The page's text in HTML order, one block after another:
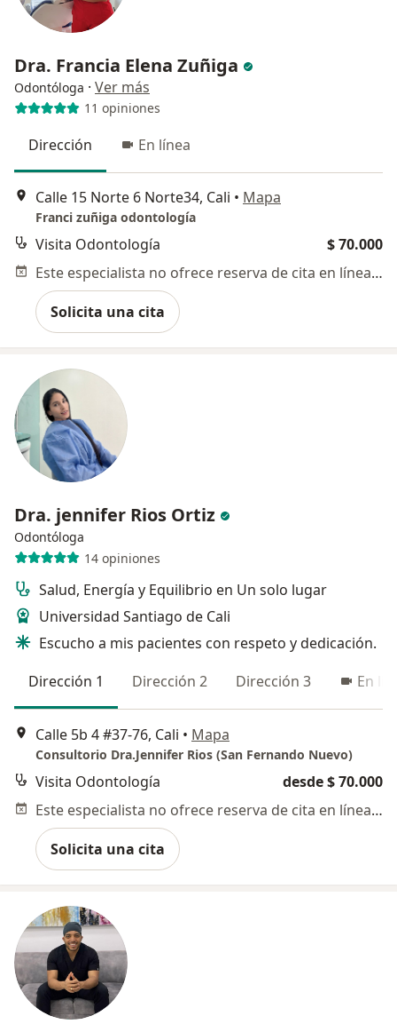
Dra. Francia Elena Zuñiga
Odontóloga · Ver más
11 opiniones
Dirección En línea
Calle 15 Norte 6 Norte34, Cali • Mapa
Franci zuñiga odontología
Visita Odontología
$ 70.000
Este especialista no ofrece reserva de cita en línea en esta dirección.
Solicita una cita
Dra. jennifer Rios Ortiz
Odontóloga
14 opiniones
Salud, Energía y Equilibrio en Un solo lugar
Universidad Santiago de Cali
Escucho a mis pacientes con respeto y dedicación.
Dirección 1
Dirección 2 Dirección 3 En
Calle 5b 4 #37-76, Cali • Mapa
Consultorio Dra.Jennifer Rios (San Fernando Nuevo)
Visita Odontología
desde $ 70.000
Este especialista no ofrece reserva de cita en línea en esta dirección.
Solicita una cita